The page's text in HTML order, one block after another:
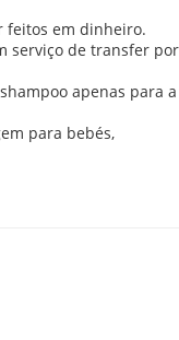
feitos em dinheiro.
serviço de transfer por
apenas para a
para bebés,